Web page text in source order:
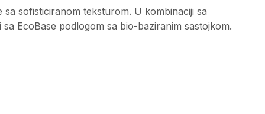
sofisticiranom teksturom. U kombinaciji sa
EcoBase podlogom sa bio-baziranim sastojkom.